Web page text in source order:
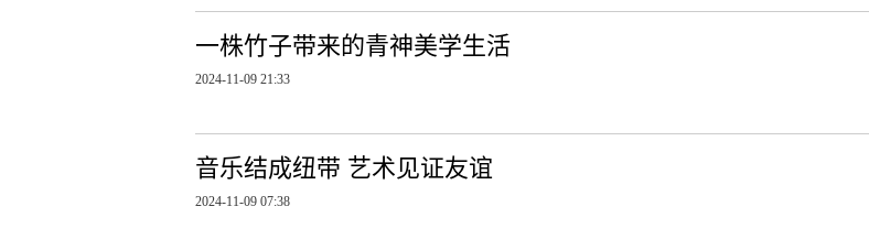
一株竹子带来的青神美学生活
2024-11-09 21:33
音乐结成纽带 艺术见证友谊
2024-11-09 07:38